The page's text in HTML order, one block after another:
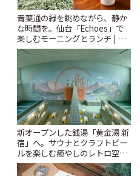
青葉通の緑を眺めながら、静か
な時間を。仙台「Echoes」で
楽しむモーニングとランチ | こ
とりっぷ
新オープンした銭湯「黄金湯 新
宿」へ。サウナとクラフトビー
ルを楽しむ癒やしのレトロ空間
| ことりっぷ